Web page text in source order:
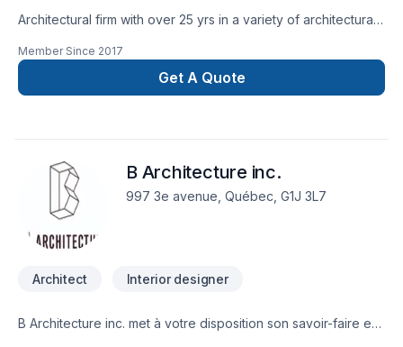
Architectural firm with over 25 yrs in a variety of architectural
Member Since 2017
Get A Quote
B Architecture inc.
997 3e avenue, Québec, G1J 3L7
Architect Interior designer
B Architecture inc. met à votre disposition son savoir-faire en